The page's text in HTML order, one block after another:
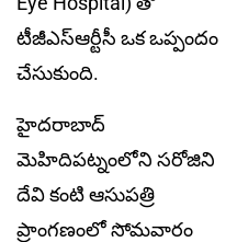
టీజీఎస్ఆర్టీసీ ఒక ఒప్పందం
చేసుకుంది.
హైద‌రాబాద్
మెహిదిప‌ట్నంలోని స‌రోజిని
దేవి కంటి ఆసుప‌త్రి
ప్రాంగ‌ణంలో సోమ‌వారం